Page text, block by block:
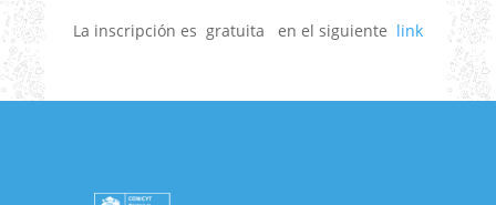
La inscripción es gratuita en el siguiente link